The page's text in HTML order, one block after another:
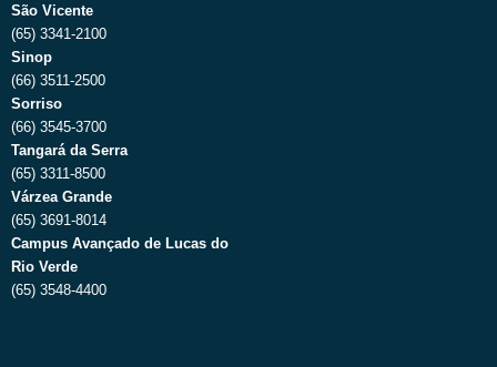
São Vicente
(65) 3341-2100
Sinop
(66) 3511-2500
Sorriso
(66) 3545-3700
Tangará da Serra
(65) 3311-8500
Várzea Grande
(65) 3691-8014
Campus Avançado de Lucas do
Rio Verde
(65) 3548-4400